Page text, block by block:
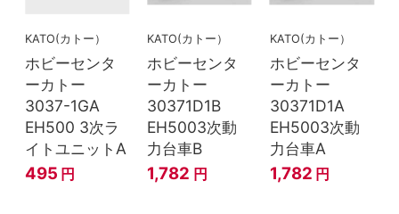
KATO(カトー）
ホビーセンタ
ーカトー
3037-1GA
EH500 3次ラ
イトユニットA
495 円
KATO(カトー）
ホビーセンタ
ーカトー
30371D1B
EH5003次動
力台車B
1,782 円
KATO(カトー）
ホビーセンタ
ーカトー
30371D1A
EH5003次動
力台車A
1,782 円